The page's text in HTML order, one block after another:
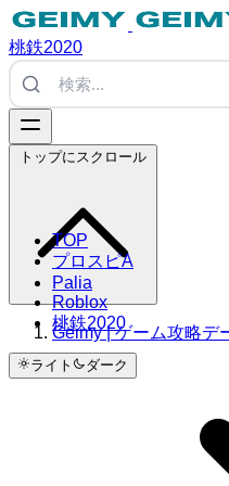
桃鉄2020
TOP
プロスピA
Palia
Roblox
桃鉄2020
ライト ダーク
トップにスクロール
Geimy | ゲーム攻略デ